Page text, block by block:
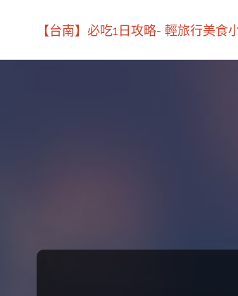
【台南】必吃1日攻略- 輕旅行美食